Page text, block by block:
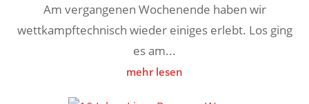
Am vergangenen Wochenende haben wir
wettkampftechnisch wieder einiges erlebt. Los ging
es am...
mehr lesen